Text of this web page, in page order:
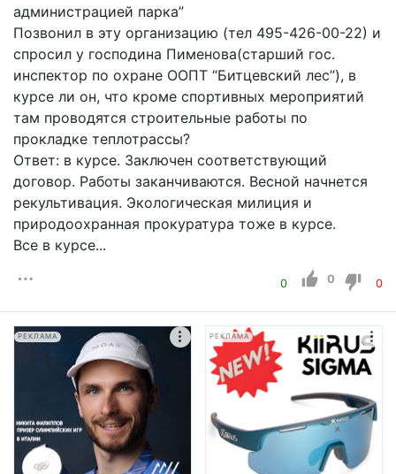
администрацией парка”
Позвонил в эту организацию (тел 495-426-00-22) и
спросил у господина Пименова(старший гос.
инспектор по охране ООПТ “Битцевский лес”), в
курсе ли он, что кроме спортивных мероприятий
там проводятся строительные работы по
прокладке теплотрассы?
Ответ: в курсе. Заключен соответствующий
договор. Работы заканчиваются. Весной начнется
рекультивация. Экологическая милиция и
природоохранная прокуратура тоже в курсе.
Все в курсе...
0 0 0
РЕКЛАМА РЕКЛАМА